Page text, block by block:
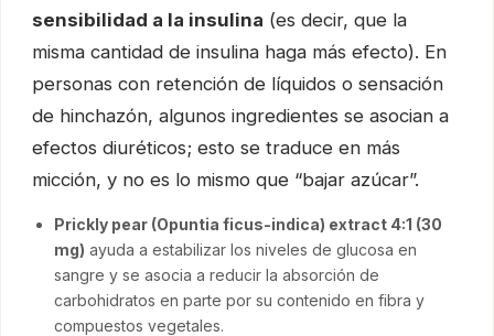
sensibilidad a la insulina (es decir, que la
misma cantidad de insulina haga más efecto). En
personas con retención de líquidos o sensación
de hinchazón, algunos ingredientes se asocian a
efectos diuréticos; esto se traduce en más
micción, y no es lo mismo que “bajar azúcar”.
Prickly pear (Opuntia ficus-indica) extract 4:1 (30
mg) ayuda a estabilizar los niveles de glucosa en
sangre y se asocia a reducir la absorción de
carbohidratos en parte por su contenido en fibra y
compuestos vegetales.